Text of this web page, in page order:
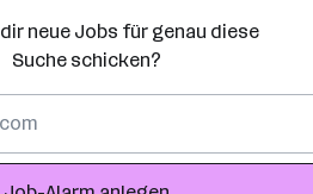
neue Jobs für genau diese
Suche schicken?